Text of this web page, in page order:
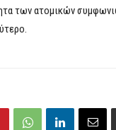
των ατοµικών